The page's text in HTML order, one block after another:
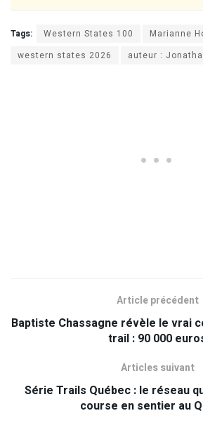
Tags: Western States 100 Marianne
western states 2026
auteur :
Article précédent
Baptiste Chassagne révèle le vrai
trail : 90 000
Articles suivant
Série Trails Québec : le réseau
course en sentier au